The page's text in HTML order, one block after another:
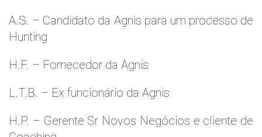
A.S. – Candidato da Agnis para um processo de
Hunting
H.F. – Fornecedor da Agnis
L.T.B. – Ex funcionário da Agnis
H.P. – Gerente Sr Novos Negócios e cliente de